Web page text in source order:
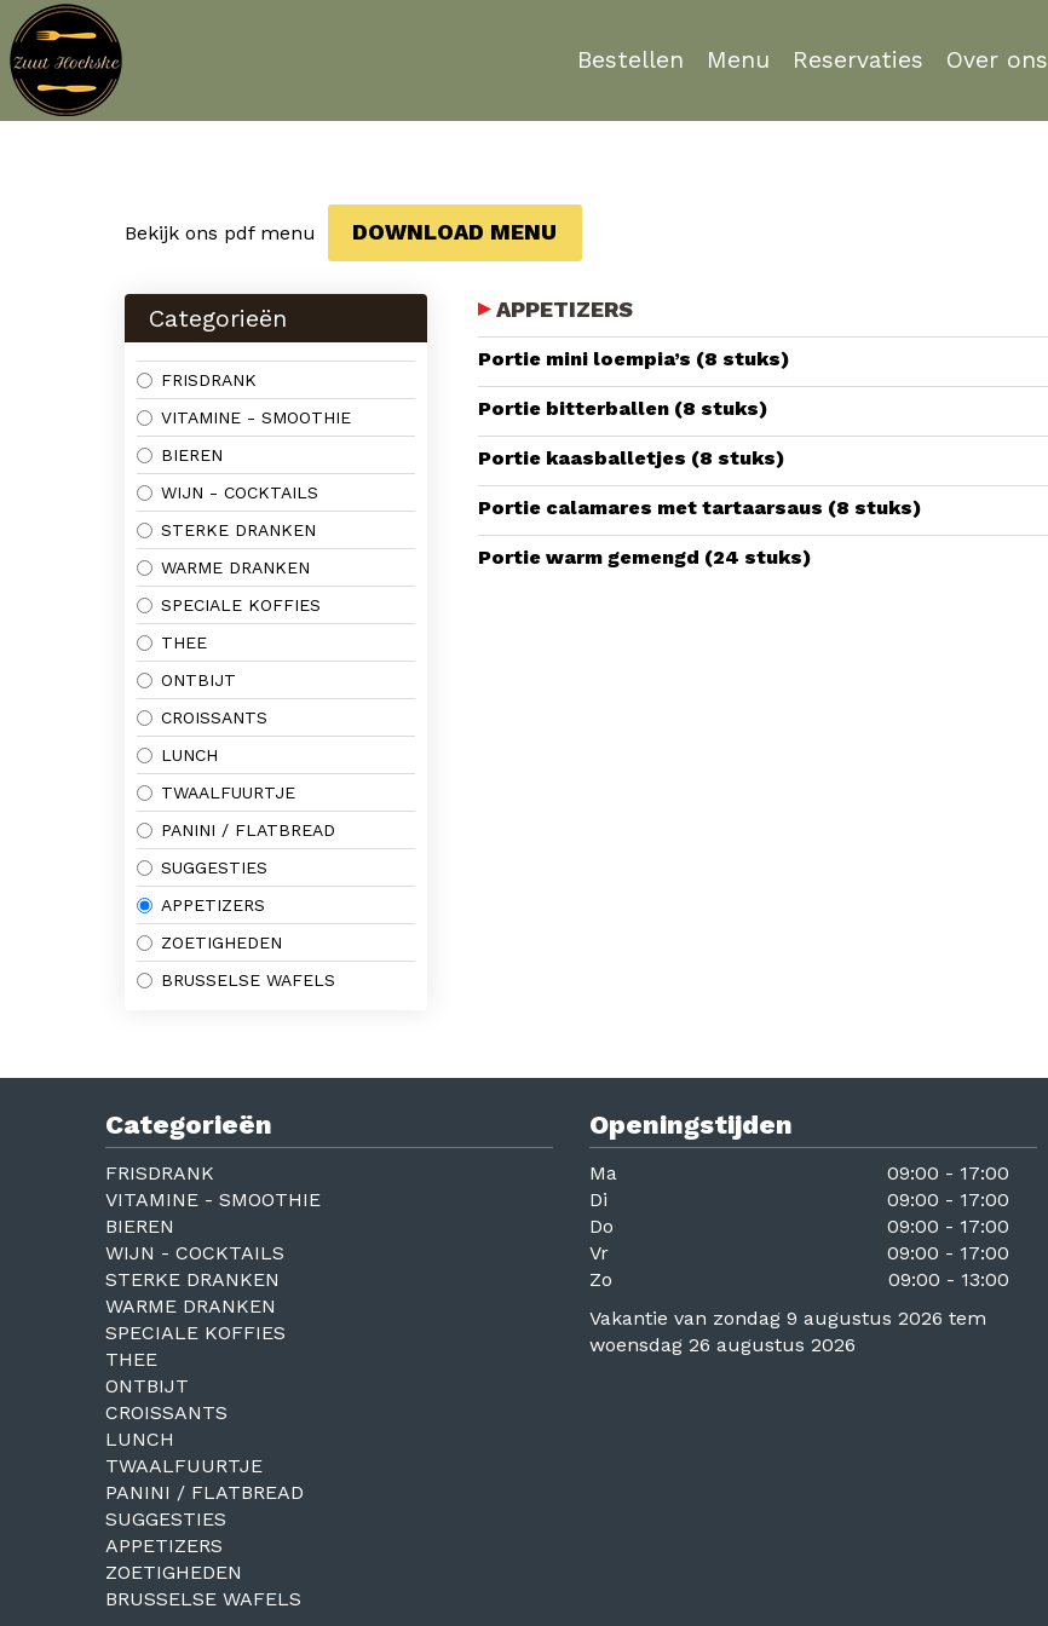
Bestellen Menu Reservaties Over ons
Bekijk ons pdf menu DOWNLOAD MENU
Categorieën
FRISDRANK
VITAMINE - SMOOTHIE
BIEREN
WIJN - COCKTAILS
STERKE DRANKEN
WARME DRANKEN
SPECIALE KOFFIES
THEE
ONTBIJT
CROISSANTS
LUNCH
TWAALFUURTJE
PANINI / FLATBREAD
SUGGESTIES
APPETIZERS
ZOETIGHEDEN
BRUSSELSE WAFELS
APPETIZERS
Portie mini loempia’s (8 stuks)
Portie bitterballen (8 stuks)
Portie kaasballetjes (8 stuks)
Portie calamares met tartaarsaus (8 stuks)
Portie warm gemengd (24 stuks)
Categorieën
FRISDRANK
VITAMINE - SMOOTHIE
BIEREN
WIJN - COCKTAILS
STERKE DRANKEN
WARME DRANKEN
SPECIALE KOFFIES
THEE
ONTBIJT
CROISSANTS
LUNCH
TWAALFUURTJE
PANINI / FLATBREAD
SUGGESTIES
APPETIZERS
ZOETIGHEDEN
BRUSSELSE WAFELS
Openingstijden
Ma
09:00 - 17:00
Di
09:00 - 17:00
Do
09:00 - 17:00
Vr
09:00 - 17:00
Zo
09:00 - 13:00
Vakantie van zondag 9 augustus 2026 tem
woensdag 26 augustus 2026